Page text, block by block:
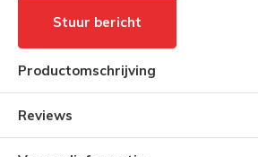
Stuur bericht
Productomschrijving
Reviews